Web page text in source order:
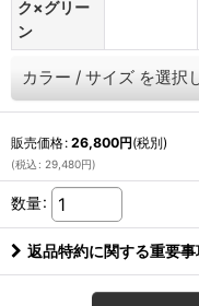
ク×グリー
ン
カラー / サイズ を選択
販売価格: 26,800円(税別)
(税込 : 29,480円)
数量:
返品特約に関する重要事